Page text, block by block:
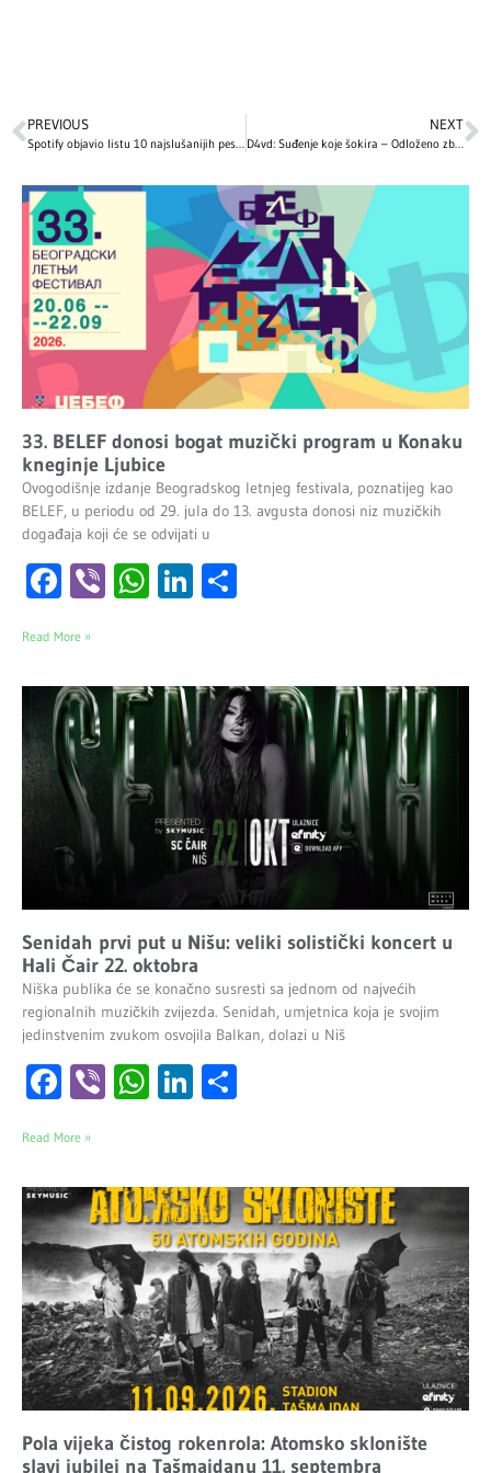
PREVIOUS
Spotify objavio listu 10 najslušanijih pesama u istoriji – jedna je proglašena najboljom pesmom svih vremena!
NEXT
D4vd: Suđenje koje šokira – Odloženo zbog uznemirujućih dokaza
33. BELEF donosi bogat muzički program u Konaku
kneginje Ljubice
Ovogodišnje izdanje Beogradskog letnjeg festivala, poznatijeg kao
BELEF, u periodu od 29. jula do 13. avgusta donosi niz muzičkih
događaja koji će se odvijati u
Facebook
ViberWhatsApp
LinkedIn
Read More »
Senidah prvi put u Nišu: veliki solistički koncert u
Hali Čair 22. oktobra
Niška publika će se konačno susresti sa jednom od najvećih
regionalnih muzičkih zvijezda. Senidah, umjetnica koja je svojim
jedinstvenim zvukom osvojila Balkan, dolazi u Niš
Facebook
ViberWhatsApp
LinkedIn
Read More »
Pola vijeka čistog rokenrola: Atomsko sklonište
slavi jubilej na Tašmajdanu 11. septembra